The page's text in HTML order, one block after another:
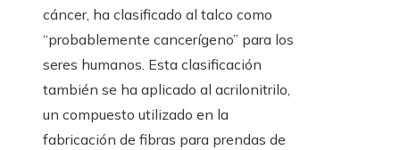
cáncer, ha clasificado al talco como
“probablemente cancerígeno” para los
seres humanos. Esta clasificación
también se ha aplicado al acrilonitrilo,
un compuesto utilizado en la
fabricación de fibras para prendas de